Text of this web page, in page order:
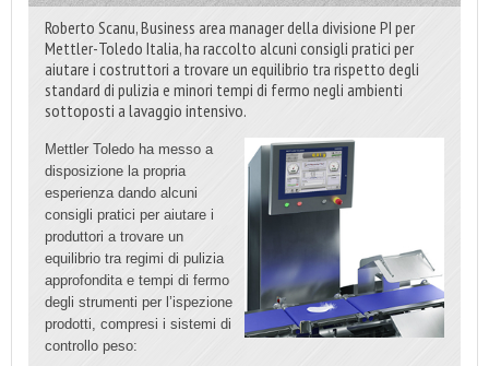
Roberto Scanu, Business area manager della divisione PI per
Mettler-Toledo Italia, ha raccolto alcuni consigli pratici per
aiutare i costruttori a trovare un equilibrio tra rispetto degli
standard di pulizia e minori tempi di fermo negli ambienti
sottoposti a lavaggio intensivo.
Mettler Toledo ha messo a
disposizione la propria
esperienza dando alcuni
consigli pratici per aiutare i
produttori a trovare un
equilibrio tra regimi di pulizia
approfondita e tempi di fermo
degli strumenti per l’ispezione
prodotti, compresi i sistemi di
controllo peso: